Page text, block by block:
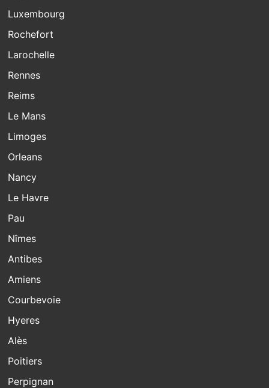
Luxembourg
Rochefort
Larochelle
Rennes
Reims
Le Mans
Limoges
Orleans
Nancy
Le Havre
Pau
Nîmes
Antibes
Amiens
Courbevoie
Hyeres
Alès
Poitiers
Perpignan